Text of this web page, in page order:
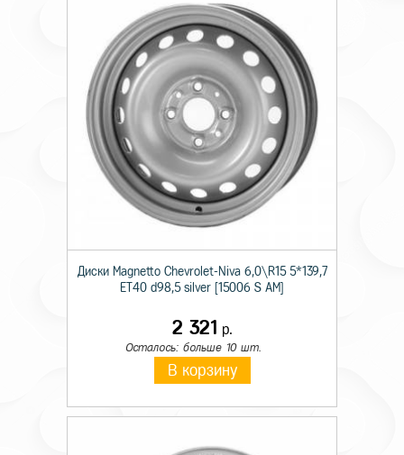
Диски Magnetto Chevrolet-Niva 6,0\R15 5*139,7
ET40 d98,5 silver [15006 S AM]
2 321 р.
Осталось: больше 10 шт.
В корзину